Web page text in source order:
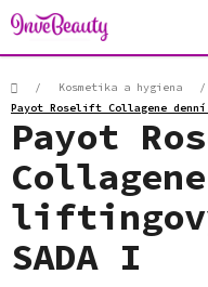
Přejít
na
obsah
Domů/ Kosmetika a hygiena /
Payot Roselift Collagene
Payot
SADA I